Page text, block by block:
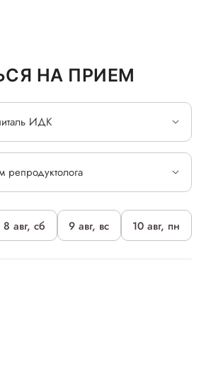
НА ПРИЕМ
8 авг, сб 9 авг, вс 10 авг, пн
ИДК